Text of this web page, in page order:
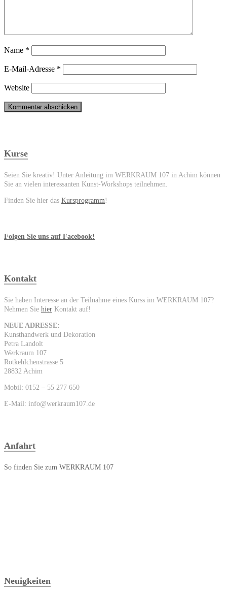
Name *
E-Mail-Adresse *
Website
Kurse
Seien Sie kreativ! Unter Anleitung im WERKRAUM 107 in Achim können
Sie an vielen interessanten Kunst-Workshops teilnehmen.
Finden Sie hier das Kursprogramm!
Folgen Sie uns auf Facebook!
Kontakt
Sie haben Interesse an der Teilnahme eines Kurss im WERKRAUM 107?
Nehmen Sie hier Kontakt auf!
NEUE ADRESSE:
Kunsthandwerk und Dekoration
Petra Landolt
Werkraum 107
Rotkehlchenstrasse 5
28832 Achim
Mobil: 0152 – 55 277 650
E-Mail: info@werkraum107.de
Anfahrt
So finden Sie zum WERKRAUM 107
Neuigkeiten